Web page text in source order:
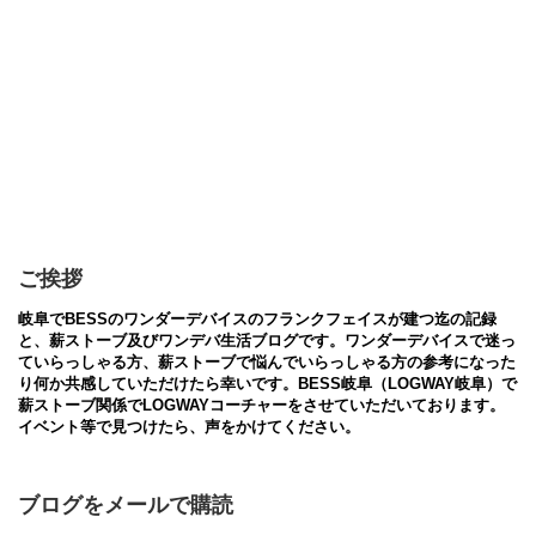
ご挨拶
岐阜でBESSのワンダーデバイスのフランクフェイスが建つ迄の記録
と、薪ストーブ及びワンデバ生活ブログです。ワンダーデバイスで迷っ
ていらっしゃる方、薪ストーブで悩んでいらっしゃる方の参考になった
り何か共感していただけたら幸いです。BESS岐阜（LOGWAY岐阜）で
薪ストーブ関係でLOGWAYコーチャーをさせていただいております。
イベント等で見つけたら、声をかけてください。
ブログをメールで購読